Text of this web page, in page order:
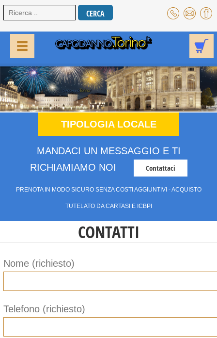
TIPOLOGIA LOCALE
MANDACI UN MESSAGGIO E TI
RICHIAMIAMO NOI
Contattaci
PRENOTA IN MODO SICURO SENZA COSTI AGGIUNTIVI - ACQUISTO
TUTELATO DA CARTASI E ICBPI
CONTATTI
Nome (richiesto)
Telefono (richiesto)